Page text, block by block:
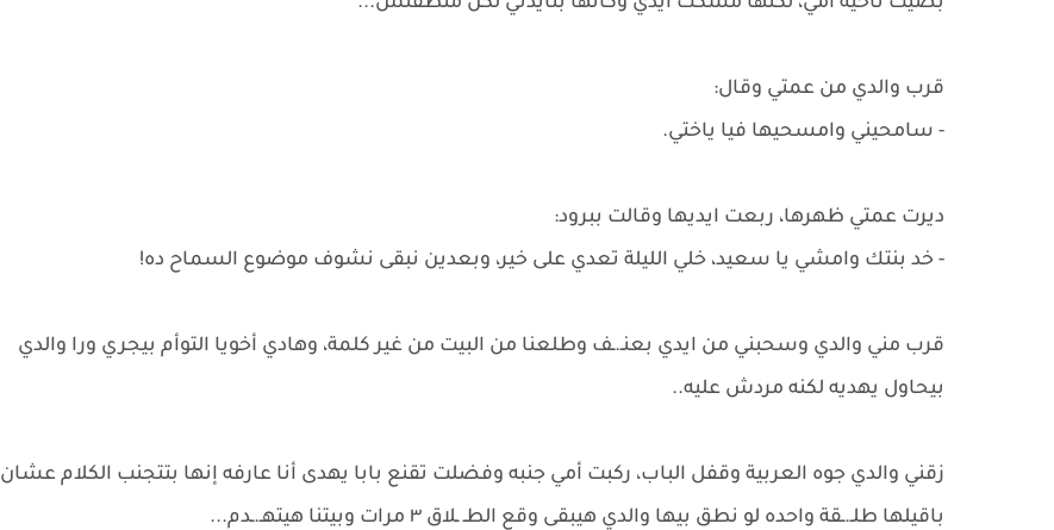
قرب والدي من عمتي وقال:
- سامحيني وامسحيها فيا ياختي.
ديرت عمتي ظهرها، ربعت ايديها وقالت ببرود:
- خد بنتك وامشي يا سعيد، خلي الليلة تعدي على خير، وبعدين نبقى نشوف موضوع السماح ده!
قرب مني والدي وسحبني من ايدي بعنـ.ـف وطلعنا من البيت من غير كلمة، وهادي أخويا التوأم بيجري ورا والدي
بيحاول يهديه لكنه مردش عليه..
زقني والدي جوه العربية وقفل الباب، ركبت أمي جنبه وفضلت تقنع بابا يهدى أنا عارفه إنها بتتجنب الكلام عشان
باقيلها طلـ.ـقة واحده لو نطق بيها والدي هيبقى وقع الطـ ـلاق ٣ مرات وبيتنا هيتهـ.ـدم...